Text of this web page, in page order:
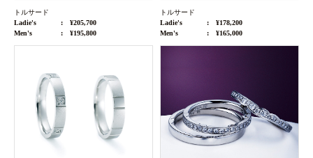
トルサード
Ladie's
¥205,700
Men's
¥195,800
トルサード
Ladie's
¥178,200
Men's
¥165,000